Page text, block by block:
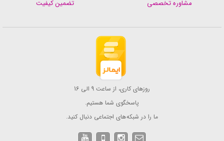
تضمین کیفیت مشاوره تخصصی
روزهای کاری، از ساعت 9 الی 16
پاسخگوی شما هستیم.
ما را در شبکه های اجتماعی دنبال کنید.